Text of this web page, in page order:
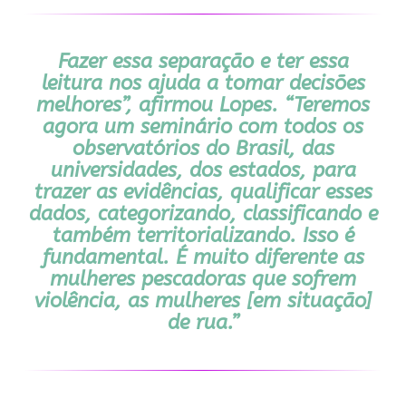
Fazer essa separação e ter essa
leitura nos ajuda a tomar decisões
melhores”, afirmou Lopes. “Teremos
agora um seminário com todos os
observatórios do Brasil, das
universidades, dos estados, para
trazer as evidências, qualificar esses
dados, categorizando, classificando e
também territorializando. Isso é
fundamental. É muito diferente as
mulheres pescadoras que sofrem
violência, as mulheres [em situação]
de rua.”